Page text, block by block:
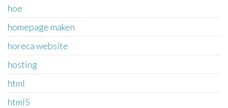
hoe
homepage maken
horeca website
hosting
html
html5